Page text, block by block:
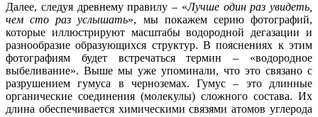
Далее, следуя древнему правилу – «Лучше один раз увидеть,
чем сто раз услышать», мы покажем серию фотографий,
которые иллюстрируют масштабы водородной дегазации и
разнообразие образующихся структур. В пояснениях к этим
фотографиям будет встречаться термин – «водородное
выбеливание». Выше мы уже упоминали, что это связано с
разрушением гумуса в черноземах. Гумус – это длинные
органические соединения (молекулы) сложного состава. Их
длина обеспечивается химическими связями атомов углерода